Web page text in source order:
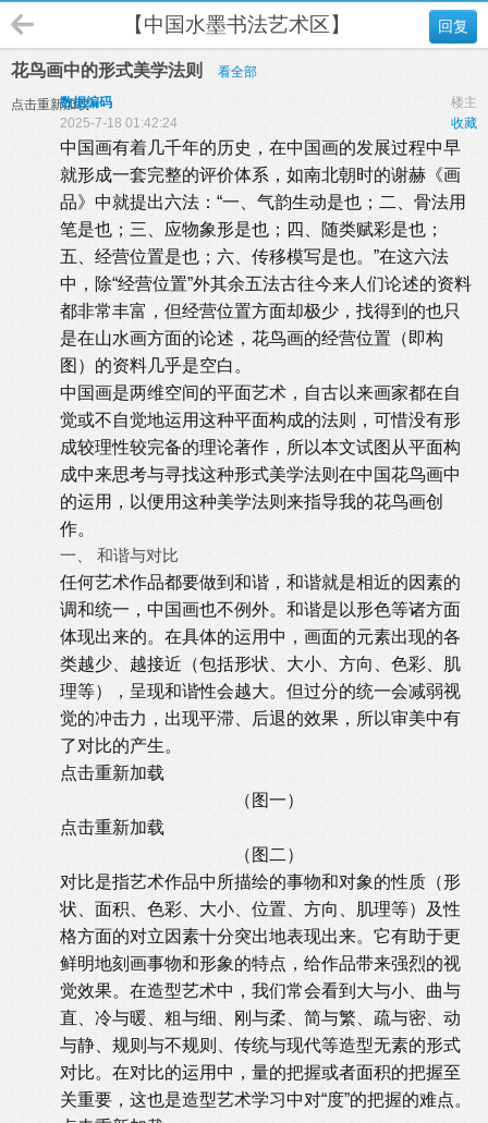
回复
【中国水墨书法艺术区】
花鸟画中的形式美学法则 看全部
点击重新加载 楼主
数据编码
收藏
2025-7-18 01:42:24
中国画有着几千年的历史，在中国画的发展过程中早
就形成一套完整的评价体系，如南北朝时的谢赫《画
品》中就提出六法：“一、气韵生动是也；二、骨法用
笔是也；三、应物象形是也；四、随类赋彩是也；
五、经营位置是也；六、传移模写是也。”在这六法
中，除“经营位置”外其余五法古往今来人们论述的资料
都非常丰富，但经营位置方面却极少，找得到的也只
是在山水画方面的论述，花鸟画的经营位置（即构
图）的资料几乎是空白。
中国画是两维空间的平面艺术，自古以来画家都在自
觉或不自觉地运用这种平面构成的法则，可惜没有形
成较理性较完备的理论著作，所以本文试图从平面构
成中来思考与寻找这种形式美学法则在中国花鸟画中
的运用，以便用这种美学法则来指导我的花鸟画创
作。
一、 和谐与对比
任何艺术作品都要做到和谐，和谐就是相近的因素的
调和统一，中国画也不例外。和谐是以形色等诸方面
体现出来的。在具体的运用中，画面的元素出现的各
类越少、越接近（包括形状、大小、方向、色彩、肌
理等），呈现和谐性会越大。但过分的统一会减弱视
觉的冲击力，出现平滞、后退的效果，所以审美中有
了对比的产生。
点击重新加载
（图一）
点击重新加载
（图二）
对比是指艺术作品中所描绘的事物和对象的性质（形
状、面积、色彩、大小、位置、方向、肌理等）及性
格方面的对立因素十分突出地表现出来。它有助于更
鲜明地刻画事物和形象的特点，给作品带来强烈的视
觉效果。在造型艺术中，我们常会看到大与小、曲与
直、冷与暖、粗与细、刚与柔、简与繁、疏与密、动
与静、规则与不规则、传统与现代等造型无素的形式
对比。在对比的运用中，量的把握或者面积的把握至
关重要，这也是造型艺术学习中对“度”的把握的难点。